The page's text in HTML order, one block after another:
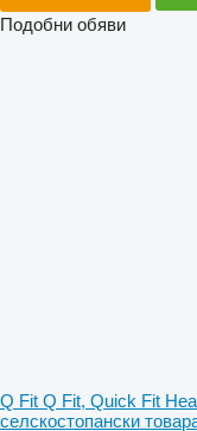
Подобни обяви
Q Fit Q Fit, Quick Fit
селскостопански